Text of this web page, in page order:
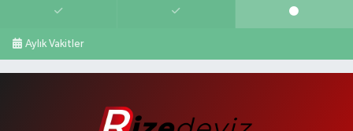
Aylık Vakitler